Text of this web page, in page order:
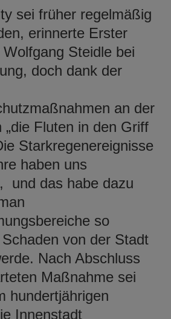
sei früher regelmäßig
erinnerte Erster
Steidle bei
doch dank der
an der
Fluten in den Griff
Starkregenereignisse
haben uns
und das habe dazu
so
von der Stadt
Nach Abschluss
Maßnahme sei
hundertjährigen
Innenstadt